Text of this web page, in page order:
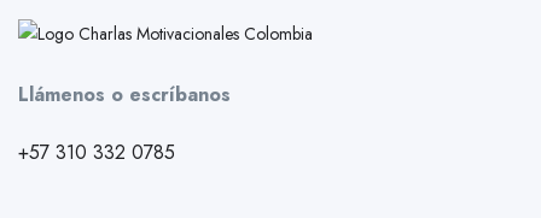
Llámenos o escríbanos
+57 310 332 0785